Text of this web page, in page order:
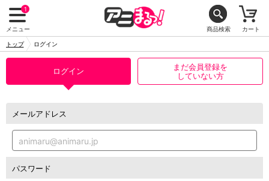
1
メニュー 商品検索 カート
トップ ログイン
ログイン
まだ会員登録を
していない方
メールアドレス
パスワード